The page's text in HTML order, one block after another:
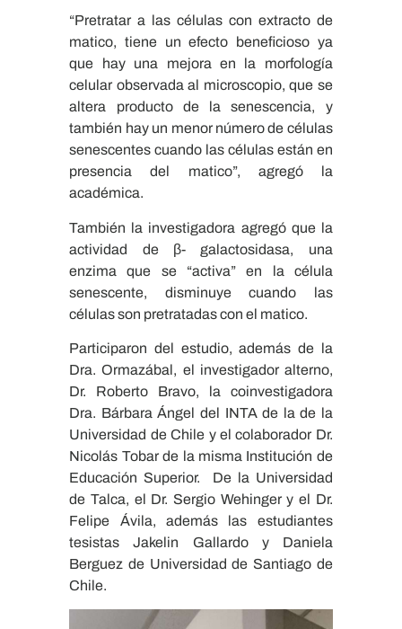
“Pretratar a las células con extracto de
matico, tiene un efecto beneficioso ya
que hay una mejora en la morfología
celular observada al microscopio, que se
altera producto de la senescencia, y
también hay un menor número de células
senescentes cuando las células están en
presencia del matico”, agregó la
académica.
También la investigadora agregó que la
actividad de β- galactosidasa, una
enzima que se “activa” en la célula
senescente, disminuye cuando las
células son pretratadas con el matico.
Participaron del estudio, además de la
Dra. Ormazábal, el investigador alterno,
Dr. Roberto Bravo, la coinvestigadora
Dra. Bárbara Ángel del INTA de la de la
Universidad de Chile y el colaborador Dr.
Nicolás Tobar de la misma Institución de
Educación Superior. De la Universidad
de Talca, el Dr. Sergio Wehinger y el Dr.
Felipe Ávila, además las estudiantes
tesistas Jakelin Gallardo y Daniela
Berguez de Universidad de Santiago de
Chile.